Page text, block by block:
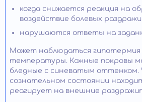
когда снижается реакция на
воздействие болевых
нарушаются ответы на
Может наблюдаться гипотермия
температуры. Кожные покровы
бледные с синеватым оттенком.
сознательном состоянии
реагирует на внешние